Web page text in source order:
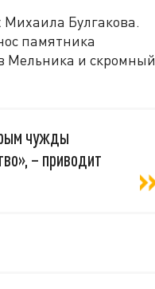
Михаила Булгакова.
памятника
Мельника и скромный
чужды
– приводит